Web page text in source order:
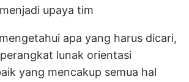
upaya tim
apa yang harus dicari,
lunak orientasi
yang mencakup semua hal